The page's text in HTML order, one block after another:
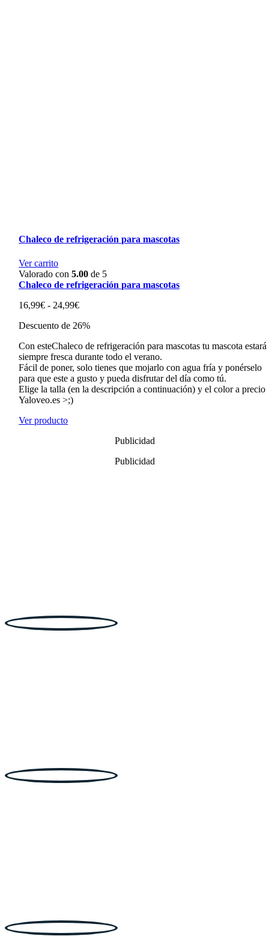
Chaleco de refrigeración para mascotas
Ver carrito
Valorado con5.00 de 5
Chaleco de refrigeración para mascotas
16,99€ - 24,99€Rango
precios:
16,99€
hasta
24,99€
Descuento de 26%
Con esteChaleco de refrigeración para mascotas tu mascota estará
siempre fresca durante todo el verano.
Fácil de poner, solo tienes que mojarlo con agua fría y ponérselo
para que este a gusto y pueda disfrutar del día como tú.
Elige la talla (en la descripción a continuación) y el color a precio
Yaloveo.es >;)
Ver producto
Publicidad
Publicidad